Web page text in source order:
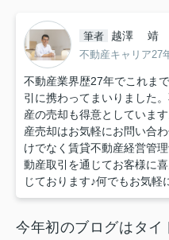
筆者 越澤 靖
不動産キャリア27
不動産業界歴27年でこれま
引に携わってまいりました
産の売却も得意としていま
産売却はお気軽にお問い合
けでなく賃貸不動産経営管
動産取引を通じてお客様に
じております♪何でもお気軽
今年初のブログはタイ